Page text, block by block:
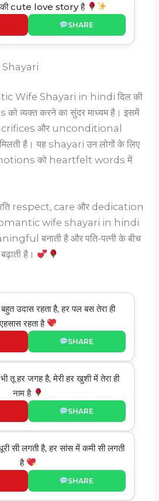
की cute love story है
SHARE
Wife Shayari in hindi दिल की
को व्यक्त करने का सुंदर माध्यम है। इसमें
और unconditional
है। यह shayari उन लोगों के लिए
को heartfelt words में
respect, care और dedication
romantic wife shayari in hindi
बनाती है और पति-पत्नी के बीच
है।
उदास रहता है, हर पल बस तेरा ही
रहता है
SHARE
तू हर जगह है, मेरी हर खुशी में तेरा ही
नाम है
SHARE
सी लगती है, हर सांस में कमी सी लगती
है
SHARE